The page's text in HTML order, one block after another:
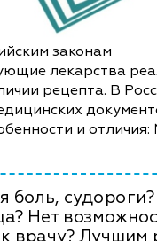
законам
лекарства
рецепта. В
и
боль,
Нет
врачу? Лучшим